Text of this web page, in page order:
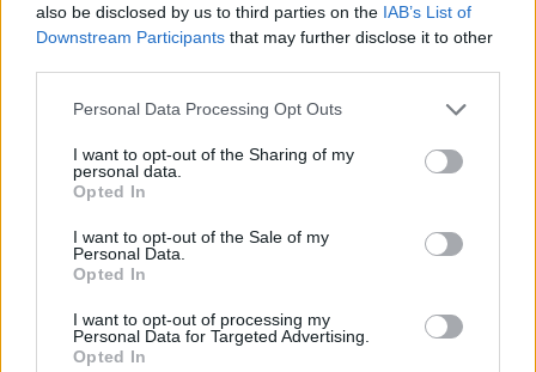
also be disclosed by us to third parties on the IAB’s List of
Downstream Participants that may further disclose it to other
Personal Data Processing Opt Outs
I want to opt-out of the Sharing of my
personal data.
Opted In
I want to opt-out of the Sale of my
Personal Data.
Opted In
I want to opt-out of processing my
Personal Data for Targeted Advertising.
Opted In
CASCIAGO